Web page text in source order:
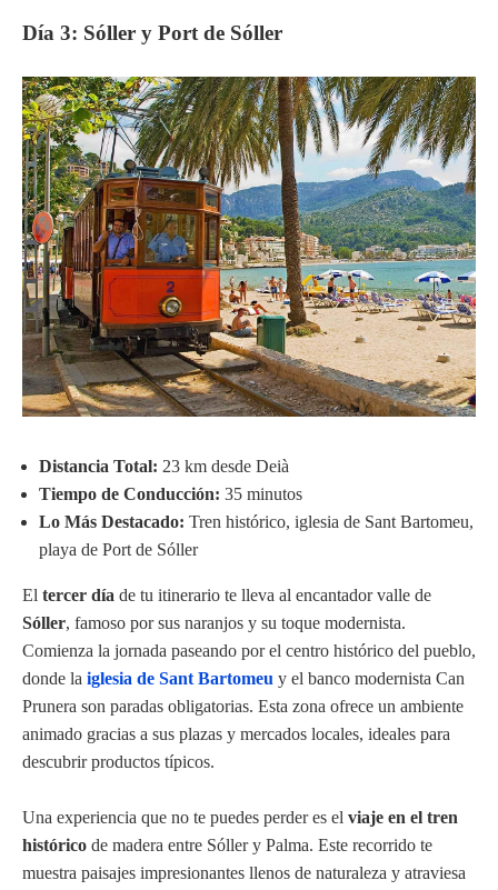
Día 3: Sóller y Port de Sóller
Distancia Total: 23 km desde Deià
Tiempo de Conducción: 35 minutos
Lo Más Destacado: Tren histórico, iglesia de Sant Bartomeu,
playa de Port de Sóller
El tercer día de tu itinerario te lleva al encantador valle de
Sóller, famoso por sus naranjos y su toque modernista.
Comienza la jornada paseando por el centro histórico del pueblo,
donde la iglesia de Sant Bartomeu y el banco modernista Can
Prunera son paradas obligatorias. Esta zona ofrece un ambiente
animado gracias a sus plazas y mercados locales, ideales para
descubrir productos típicos.
Una experiencia que no te puedes perder es el viaje en el tren
histórico de madera entre Sóller y Palma. Este recorrido te
muestra paisajes impresionantes llenos de naturaleza y atraviesa